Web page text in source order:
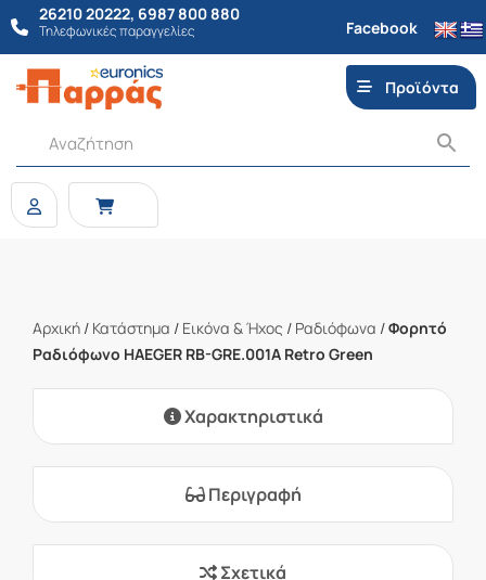
26210 20222, 6987 800 880
Τηλεφωνικές παραγγελίες Facebook
Προϊόντα
Αρχική / Κατάστημα / Εικόνα & Ήχος / Ραδιόφωνα /Φορητό
Ραδιόφωνο HAEGER RB-GRE.001A Retro Green
Χαρακτηριστικά
Περιγραφή
Σχετικά